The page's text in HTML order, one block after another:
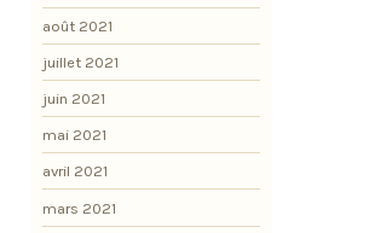
août 2021
juillet 2021
juin 2021
mai 2021
avril 2021
mars 2021